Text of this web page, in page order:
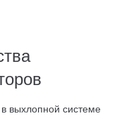
выхлопной системе